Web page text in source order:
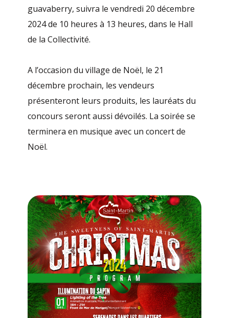
guavaberry, suivra le vendredi 20 décembre
2024 de 10 heures à 13 heures, dans le Hall
de la Collectivité.
A l’occasion du village de Noël, le 21
décembre prochain, les vendeurs
présenteront leurs produits, les lauréats du
concours seront aussi dévoilés. La soirée se
terminera en musique avec un concert de
Noël.